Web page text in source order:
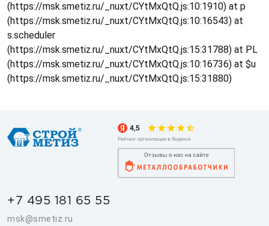
(https://msk.smetiz.ru/_nuxt/CYtMxQtQ.js:10:1910) at p
(https://msk.smetiz.ru/_nuxt/CYtMxQtQ.js:10:16543) at
s.scheduler
(https://msk.smetiz.ru/_nuxt/CYtMxQtQ.js:15:31788) at PL
(https://msk.smetiz.ru/_nuxt/CYtMxQtQ.js:10:16736) at $u
(https://msk.smetiz.ru/_nuxt/CYtMxQtQ.js:15:31880)
+7 495 181 65 55
msk@smetiz.ru